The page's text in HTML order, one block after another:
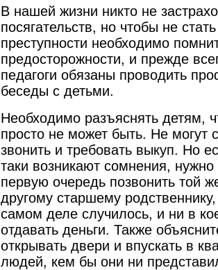
В нашей жизни никто не
посягательств, но чтобы не
преступности необходимо
предосторожности, и прежде
педагоги обязаны проводить
беседы с детьми.
Необходимо разъяснять детям,
просто не может быть. Не могут
звонить и требовать выкуп. Но
таки возникают сомнения,
первую очередь позвонить той
другому старшему
самом деле случилось, и ни в
отдавать деньги. Также
открывать двери и впускать в
людей, кем бы они ни